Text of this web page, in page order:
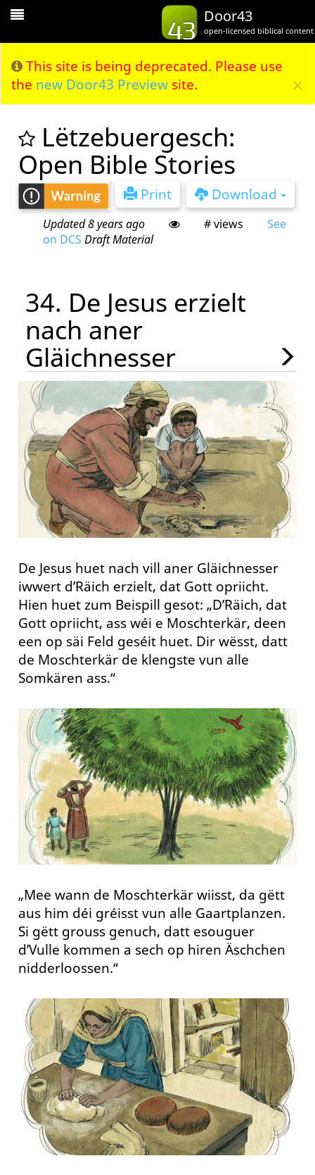
This site is being deprecated. Please use
the new Door43 Preview site. ×
Door43
open-licensed biblical content
Toggle
Lëtzebuergesch:
Open Bible Stories
Print Download
Updated 8 years ago # views
See
on DCS Draft Material
34. De Jesus erzielt
nach aner
Gläichnesser
De Jesus huet nach vill aner Gläichnesser
iwwert d’Räich erzielt, dat Gott opriicht.
Hien huet zum Beispill gesot: „D’Räich, dat
Gott opriicht, ass wéi e Moschterkär, deen
een op säi Feld geséit huet. Dir wësst, datt
de Moschterkär de klengste vun alle
Somkären ass.“
„Mee wann de Moschterkär wiisst, da gëtt
aus him déi gréisst vun alle Gaartplanzen.
Si gëtt grouss genuch, datt esouguer
d’Vulle kommen a sech op hiren Äschchen
nidderloossen.“